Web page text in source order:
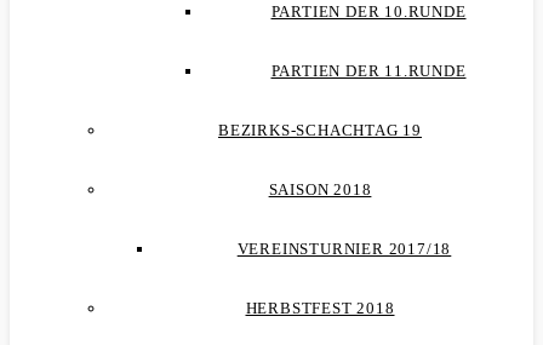
PARTIEN DER 10.RUNDE
PARTIEN DER 11.RUNDE
BEZIRKS-SCHACHTAG 19
SAISON 2018
VEREINSTURNIER 2017/18
HERBSTFEST 2018